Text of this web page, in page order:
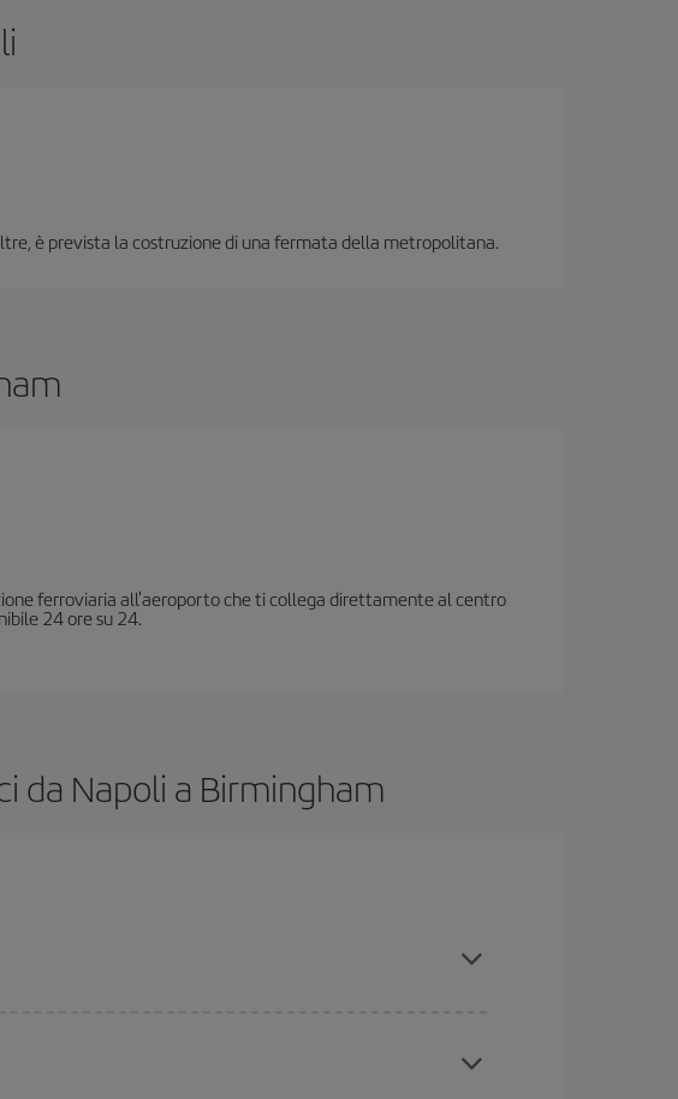
è prevista la costruzione di una fermata della metropolitana.
ferroviaria all'aeroporto che ti collega direttamente al centro
24 ore su 24.
da Napoli a Birmingham